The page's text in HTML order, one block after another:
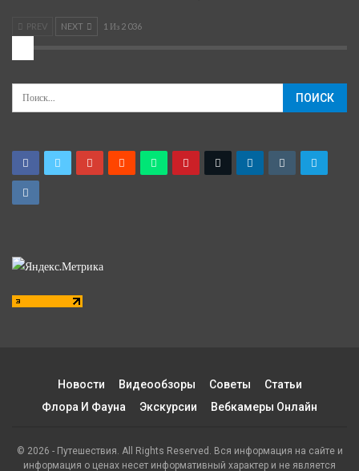
PREV NEXT 1 Из 2 036
Новости Видеообзоры Советы
Статьи
Флора И Фауна
Экскурсии Вебкамеры Онлайн
© 2026 - Путешествия. All Rights Reserved. Вся информация на сайте и
информация о ценах несет информативный характер и не является